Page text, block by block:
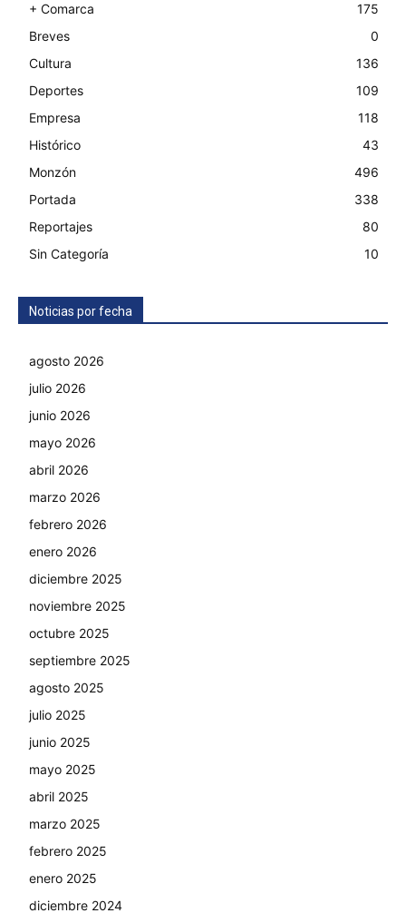
+ Comarca
175
Breves
0
Cultura
136
Deportes
109
Empresa
118
Histórico
43
Monzón
496
Portada
338
Reportajes
80
Sin Categoría
10
Noticias por fecha
agosto 2026
julio 2026
junio 2026
mayo 2026
abril 2026
marzo 2026
febrero 2026
enero 2026
diciembre 2025
noviembre 2025
octubre 2025
septiembre 2025
agosto 2025
julio 2025
junio 2025
mayo 2025
abril 2025
marzo 2025
febrero 2025
enero 2025
diciembre 2024